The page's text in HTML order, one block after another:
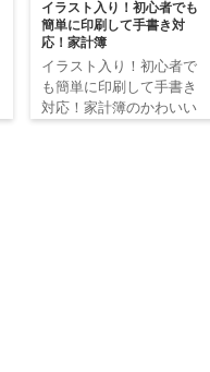
イラスト入り！初心者でも
簡単に印刷して手書き対
応！家計簿
イラスト入り！初心者で
も簡単に印刷して手書き
対応！家計簿のかわいい